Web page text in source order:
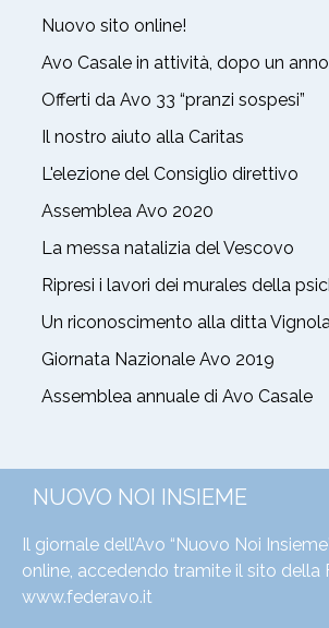
Nuovo sito online!
Avo Casale in attività, dopo un
Offerti da Avo 33 “pranzi sospesi”
Il nostro aiuto alla Caritas
L'elezione del Consiglio direttivo
Assemblea Avo 2020
La messa natalizia del Vescovo
Ripresi i lavori dei murales della
Un riconoscimento alla ditta Vignola
Giornata Nazionale Avo 2019
Assemblea annuale di Avo Casale
NUOVO NOI INSIEME
Il giornale dell’Avo “Nuovo Noi
online, accedendo tramite il sito della
www.federavo.it